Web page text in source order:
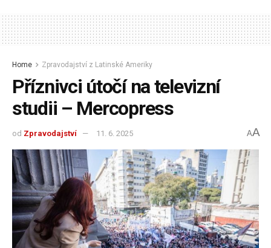
Home Zpravodajství z Latinské Ameriky
Příznivci útočí na televizní
studii – Mercopress
od Zpravodajství 11. 6. 2025 AA